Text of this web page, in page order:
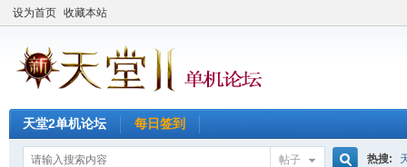
设为首页 收藏本站
天堂2单机论坛 每日签到
帖子 热搜:
天堂2单机